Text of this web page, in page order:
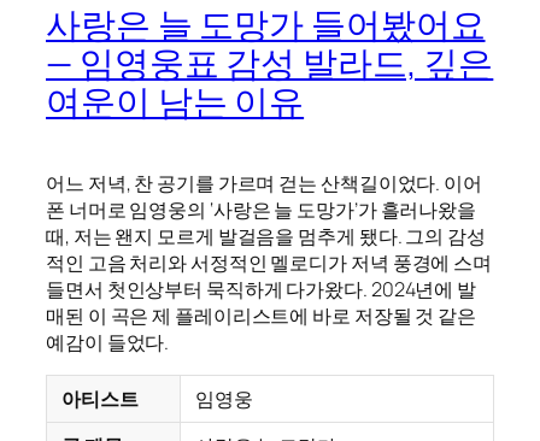
사랑은 늘 도망가 들어봤어요
— 임영웅표 감성 발라드, 깊은
여운이 남는 이유
어느 저녁, 찬 공기를 가르며 걷는 산책길이었다. 이어
폰 너머로 임영웅의 ‘사랑은 늘 도망가’가 흘러나왔을
때, 저는 왠지 모르게 발걸음을 멈추게 됐다. 그의 감성
적인 고음 처리와 서정적인 멜로디가 저녁 풍경에 스며
들면서 첫인상부터 묵직하게 다가왔다. 2024년에 발
매된 이 곡은 제 플레이리스트에 바로 저장될 것 같은
예감이 들었다.
아티스트
임영웅